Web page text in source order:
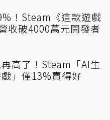
！Steam《這款遊戲
收破4000萬元開發者
高了！Steam「AI生
」僅13%賣得好